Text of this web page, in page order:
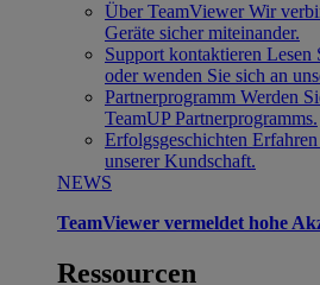
Über TeamViewer Wir
Geräte sicher miteinander.
Support kontaktieren Lesen
oder wenden Sie sich an
Partnerprogramm Werden
TeamUP Partnerprogramms.
Erfolgsgeschichten
unserer Kundschaft.
NEWS
TeamViewer vermeldet hohe
Ressourcen